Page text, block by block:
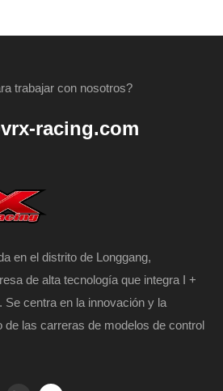
trabajar con nosotros?
racing.com
en el distrito de Longgang,
de alta tecnología que integra I +
centra en la innovación y la
de las carreras de modelos de control